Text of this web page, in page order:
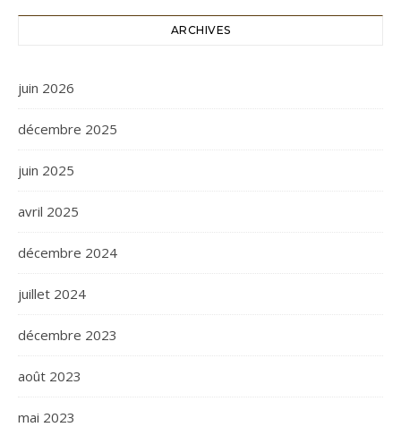
ARCHIVES
juin 2026
décembre 2025
juin 2025
avril 2025
décembre 2024
juillet 2024
décembre 2023
août 2023
mai 2023